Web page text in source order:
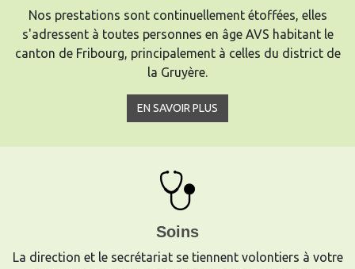
Nos prestations sont continuellement étoffées, elles
s'adressent à toutes personnes en âge AVS habitant le
canton de Fribourg, principalement à celles du district de
la Gruyère.
EN SAVOIR PLUS
Soins
La direction et le secrétariat se tiennent volontiers à votre